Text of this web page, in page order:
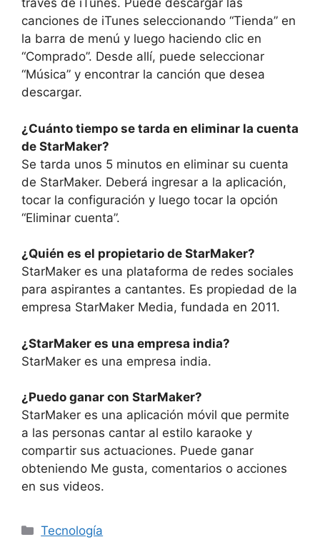
través de iTunes. Puede descargar las
canciones de iTunes seleccionando “Tienda” en
la barra de menú y luego haciendo clic en
“Comprado”. Desde allí, puede seleccionar
“Música” y encontrar la canción que desea
descargar.
¿Cuánto tiempo se tarda en eliminar la cuenta
de StarMaker?
Se tarda unos 5 minutos en eliminar su cuenta
de StarMaker. Deberá ingresar a la aplicación,
tocar la configuración y luego tocar la opción
“Eliminar cuenta”.
¿Quién es el propietario de StarMaker?
StarMaker es una plataforma de redes sociales
para aspirantes a cantantes. Es propiedad de la
empresa StarMaker Media, fundada en 2011.
¿StarMaker es una empresa india?
StarMaker es una empresa india.
¿Puedo ganar con StarMaker?
StarMaker es una aplicación móvil que permite
a las personas cantar al estilo karaoke y
compartir sus actuaciones. Puede ganar
obteniendo Me gusta, comentarios o acciones
en sus videos.
Categories
Tecnología